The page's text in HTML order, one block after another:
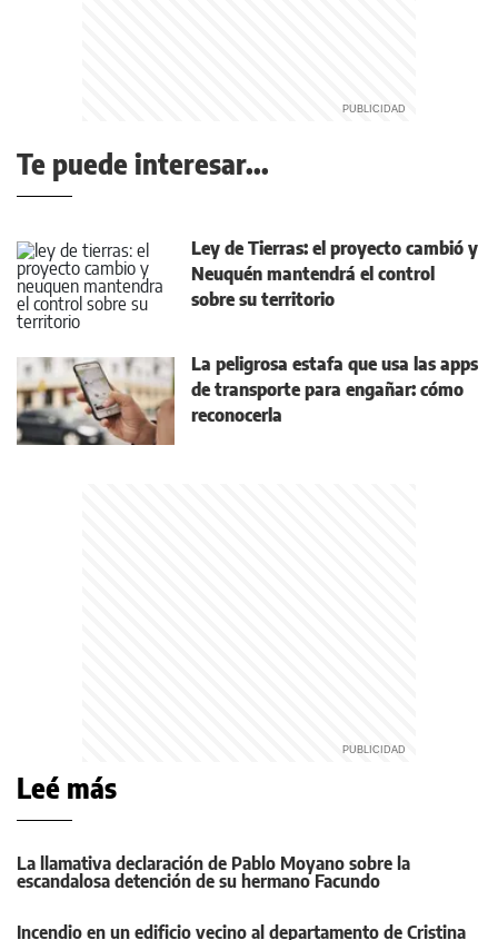
Te puede interesar...
Ley de Tierras: el proyecto cambió y
Neuquén mantendrá el control
sobre su territorio
La peligrosa estafa que usa las apps
de transporte para engañar: cómo
reconocerla
Leé más
La llamativa declaración de Pablo Moyano sobre la
escandalosa detención de su hermano Facundo
Incendio en un edificio vecino al departamento de Cristina